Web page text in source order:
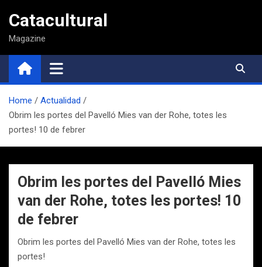
contenido
Catacultural
Magazine
Home
Actualidad
Obrim les portes del Pavelló Mies van der Rohe, totes les
portes! 10 de febrer
Obrim les portes del Pavelló Mies
van der Rohe, totes les portes! 10
de febrer
Obrim les portes del Pavelló Mies van der Rohe, totes les
portes!